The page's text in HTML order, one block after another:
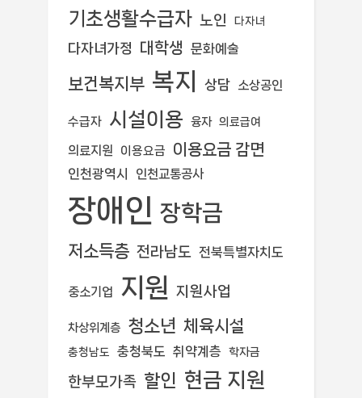
기초생활수급자 노인 다자녀
다자녀가정 대학생 문화예술
보건복지부 복지 상담 소상공인
수급자 시설이용 융자 의료급여
의료지원 이용요금 이용요금 감면
인천광역시 인천교통공사
장애인 장학금
저소득층 전라남도 전북특별자치도
중소기업 지원 지원사업
차상위계층 청소년 체육시설
충청남도 충청북도 취약계층 학자금
한부모가족 할인 현금 지원